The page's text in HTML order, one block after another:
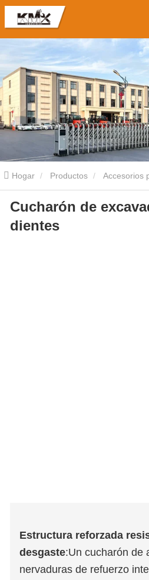
Hogar Productos Accesorios
para miniexcavadoras Cucharón
Cucharón de
dientes
Estructura reforzada
desgaste:Un cucharón de
nervaduras de refuerzo